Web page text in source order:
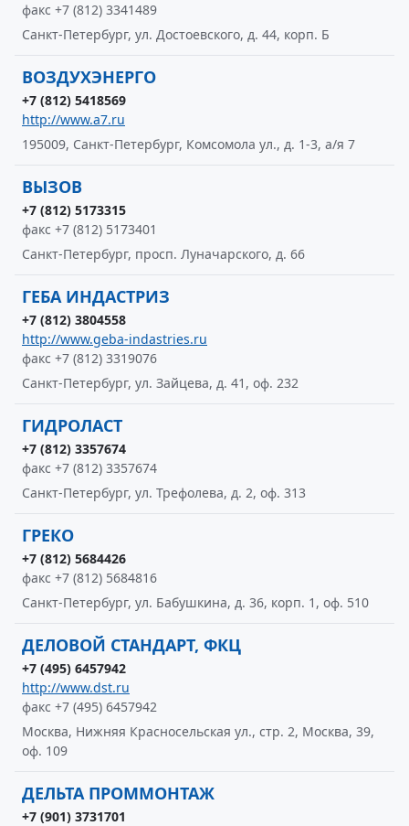
факс +7 (812) 3341489
Санкт-Петербург, ул. Достоевского, д. 44, корп. Б
ВОЗДУХЭНЕРГО
+7 (812) 5418569
http://www.a7.ru
195009, Санкт-Петербург, Комсомола ул., д. 1-3, а/я 7
ВЫЗОВ
+7 (812) 5173315
факс +7 (812) 5173401
Санкт-Петербург, просп. Луначарского, д. 66
ГЕБА ИНДАСТРИЗ
+7 (812) 3804558
http://www.geba-indastries.ru
факс +7 (812) 3319076
Санкт-Петербург, ул. Зайцева, д. 41, оф. 232
ГИДРОЛАСТ
+7 (812) 3357674
факс +7 (812) 3357674
Санкт-Петербург, ул. Трефолева, д. 2, оф. 313
ГРЕКО
+7 (812) 5684426
факс +7 (812) 5684816
Санкт-Петербург, ул. Бабушкина, д. 36, корп. 1, оф. 510
ДЕЛОВОЙ СТАНДАРТ, ФКЦ
+7 (495) 6457942
http://www.dst.ru
факс +7 (495) 6457942
Москва, Нижняя Красносельская ул., стр. 2, Москва, 39,
оф. 109
ДЕЛЬТА ПРОММОНТАЖ
+7 (901) 3731701